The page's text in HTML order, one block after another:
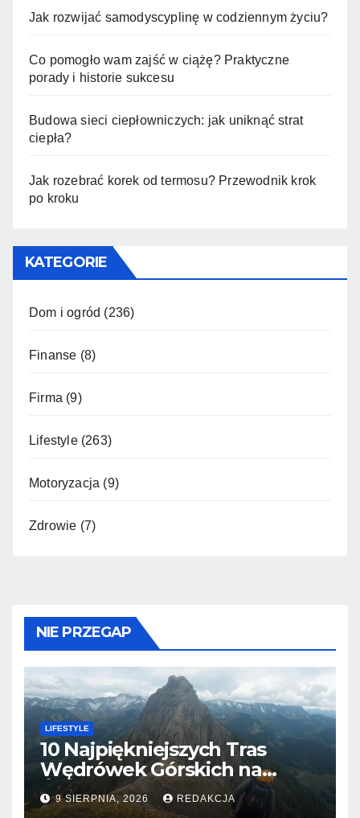
Jak rozwijać samodyscyplinę w codziennym życiu?
Co pomogło wam zajść w ciążę? Praktyczne
porady i historie sukcesu
Budowa sieci ciepłowniczych: jak uniknąć strat
ciepła?
Jak rozebrać korek od termosu? Przewodnik krok
po kroku
KATEGORIE
Dom i ogród (236)
Finanse (8)
Firma (9)
Lifestyle(263)
Motoryzacja (9)
Zdrowie (7)
NIE PRZEGAP
LIFESTYLE
10 Najpiękniejszych Tras
Wędrówek Górskich na
Świecie
9 SIERPNIA, 2026 REDAKCJA